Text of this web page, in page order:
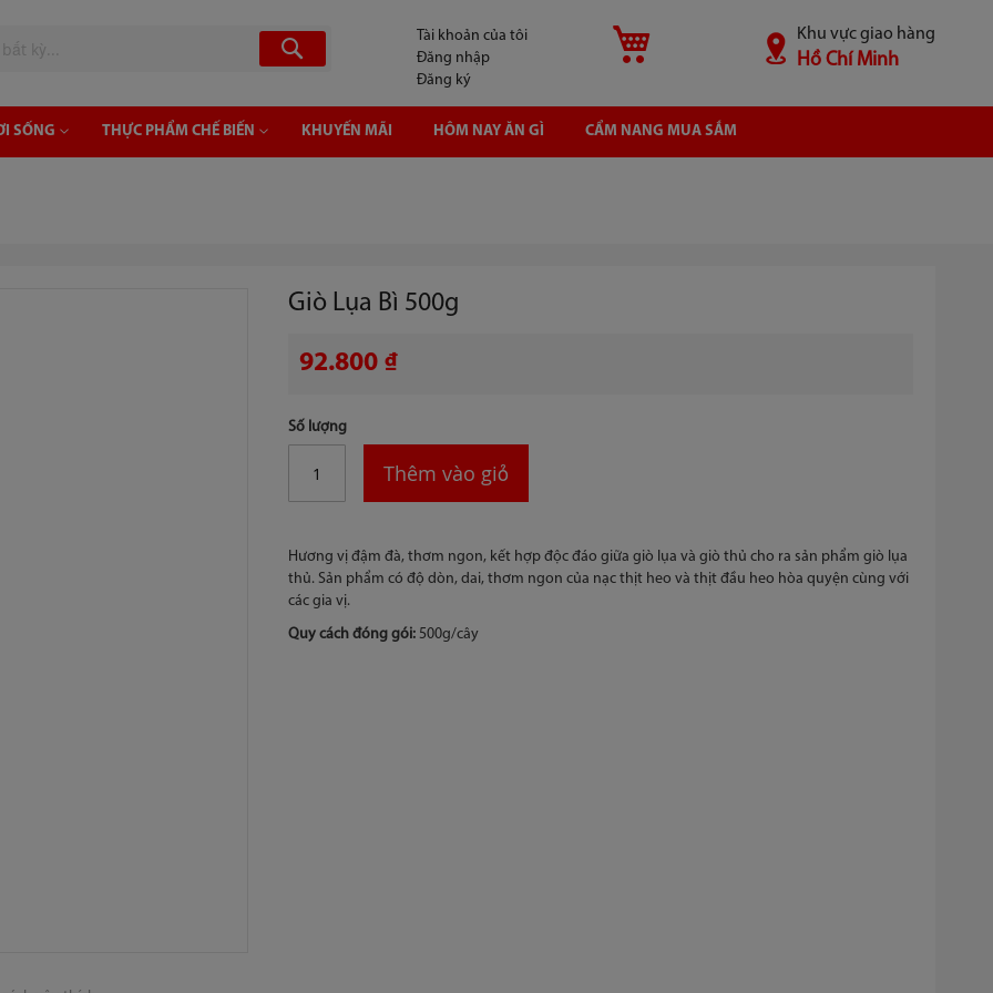
Tài khoản của tôi
Đăng nhập
Đăng ký
Khu vực giao hàng
Hồ Chí Minh
SỐNG THỰC PHẨM CHẾ BIẾN KHUYẾN MÃI HÔM NAY ĂN GÌ CẨM NANG MUA SẮM
Giò Lụa Bì 500g
92.800 ₫
Số lượng
Thêm vào giỏ
Hương vị đậm đà, thơm ngon, kết hợp độc đáo giữa giò lụa và giò thủ cho ra sản phẩm giò lụa
thủ. Sản phẩm có độ dòn, dai, thơm ngon của nạc thịt heo và thịt đầu heo hòa quyện cùng với
các gia vị.
Quy cách đóng gói: 500g/cây